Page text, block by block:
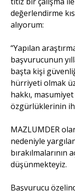
değerlendirme
alıyorum:
“Yapılan
başvurucunun
başta kişi
hürriyeti olmak
hakkı,
özgürlüklerinin
MAZLUMDER
nedeniyle
bırakılmalarının
düşünmekteyiz.
Başvurucu